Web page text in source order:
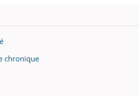
chronique